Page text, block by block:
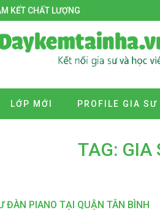
KẾT CHẤT LƯỢNG
LỚP MỚI PROFILE GIA SƯ
TAG: GIA
ĐÀN PIANO TẠI QUẬN TÂN BÌNH